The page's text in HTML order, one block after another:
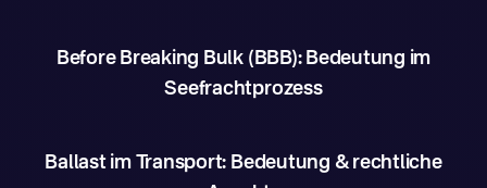
Before Breaking Bulk (BBB): Bedeutung im
Seefrachtprozess
Ballast im Transport: Bedeutung & rechtliche